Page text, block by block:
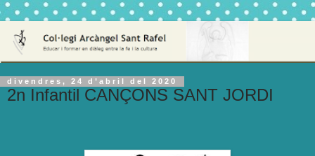
divendres, 24 d’abril del 2020
2n Infantil CANÇONS SANT JORDI